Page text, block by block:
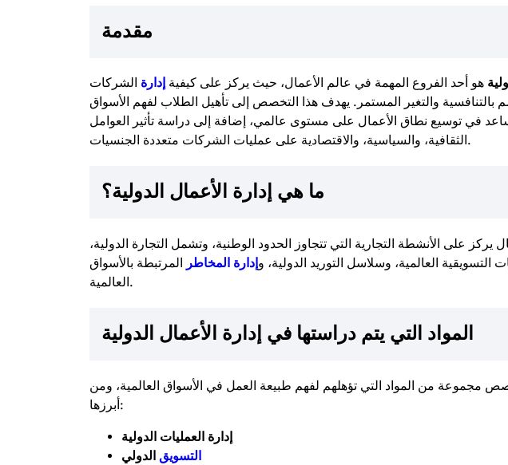
مقدمة
هو أحد الفروع المهمة في عالم الأعمال، حيث يركز على كيفية إدارة الشركات
والتغير المستمر. يهدف هذا التخصص إلى تأهيل الطلاب لفهم الأسواق
تساعد في توسيع نطاق الأعمال على مستوى عالمي، إضافة إلى دراسة تأثير العوامل
الثقافية، والسياسية، والاقتصادية على عمليات الشركات متعددة الجنسيات.
ما هي إدارة الأعمال الدولية؟
يركز على الأنشطة التجارية التي تتجاوز الحدود الوطنية، وتشمل التجارة الدولية،
التسويقية العالمية، وسلاسل التوريد الدولية، وإدارة المخاطر
المرتبطة بالأسواق
العالمية.
المواد التي يتم دراستها في إدارة الأعمال الدولية
مجموعة من المواد التي تؤهلهم لفهم طبيعة العمل في الأسواق العالمية، ومن
أبرزها:
إدارة العمليات الدولية
التسويق الدولي